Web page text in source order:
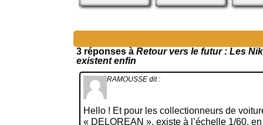
3 réponses à Retour vers le futur : Les
existent enfin
RAMOUSSE dit :
Hello ! Et pour les collectionneurs de
« DELOREAN », existe à l’échelle 1/60,